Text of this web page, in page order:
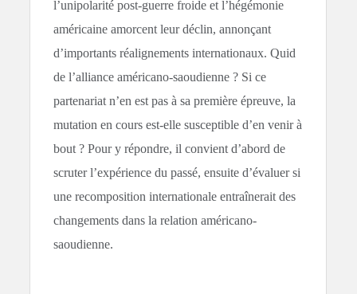
l’unipolarité post-guerre froide et l’hégémonie
américaine amorcent leur déclin, annonçant
d’importants réalignements internationaux. Quid
de l’alliance américano-saoudienne ? Si ce
partenariat n’en est pas à sa première épreuve, la
mutation en cours est-elle susceptible d’en venir à
bout ? Pour y répondre, il convient d’abord de
scruter l’expérience du passé, ensuite d’évaluer si
une recomposition internationale entraînerait des
changements dans la relation américano-
saoudienne.